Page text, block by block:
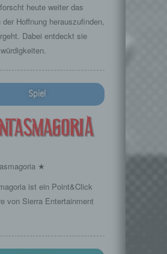
heute weiter das
Hoffnung herauszufinden,
Dabei entdeckt sie
Spiel
★
ist ein Point&Click
von Sierra Entertainment